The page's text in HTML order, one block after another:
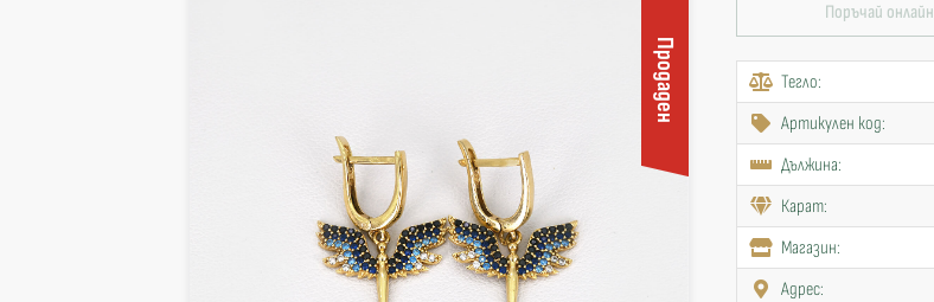
Продаден
Поръчай онлайн
Тегло:
Артикулен код:
Дължина:
Карат:
Mагазин:
Адрес: